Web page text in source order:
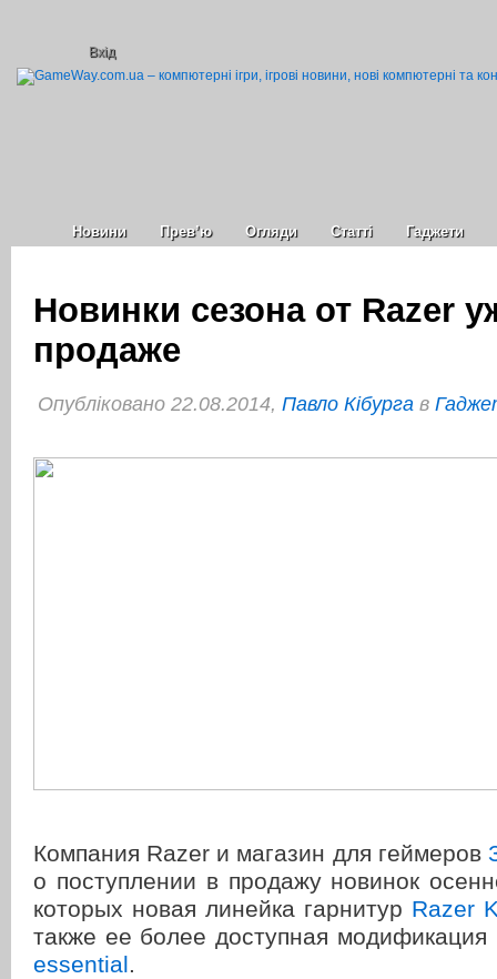
Вхід
Новини Прев’ю Огляди Статті Гаджети
Новинки сезона от Razer
продаже
Опубліковано 22.08.2014, Павло Кібурга в
Компания Razer и магазин для геймеров
о поступлении в продажу новинок
которых новая линейка гарнитур Razer
также ее более доступная модификация
essential.